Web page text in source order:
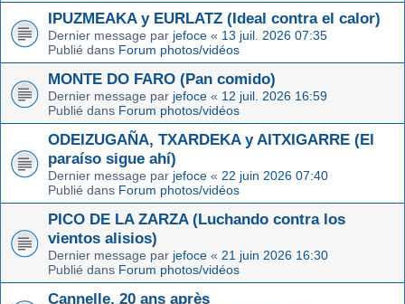
IPUZMEAKA y EURLATZ (Ideal contra el calor)
Dernier message par jefoce « 13 juil. 2026 07:35
Publié dans Forum photos/vidéos
MONTE DO FARO (Pan comido)
Dernier message par jefoce « 12 juil. 2026 16:59
Publié dans Forum photos/vidéos
ODEIZUGAÑA, TXARDEKA y AITXIGARRE (El
paraíso sigue ahí)
Dernier message par jefoce « 22 juin 2026 07:40
Publié dans Forum photos/vidéos
PICO DE LA ZARZA (Luchando contra los
vientos alisios)
Dernier message par jefoce « 21 juin 2026 16:30
Publié dans Forum photos/vidéos
Cannelle, 20 ans après